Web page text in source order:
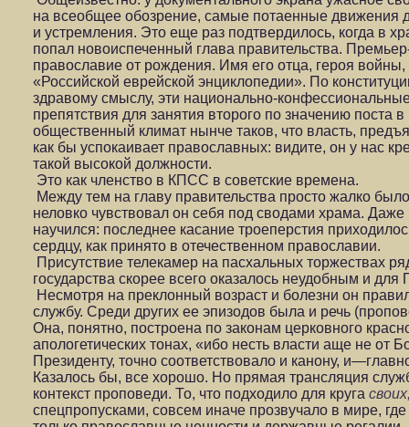
на всеобщее обозрение, самые потаенные движения
и устремления. Это еще раз подтвердилось, когда в
попал новоиспеченный глава правительства.
православие от рождения. Имя его отца, героя
«Российской еврейской энциклопедии». По
здравому смыслу, эти национально-
препятствия для занятия второго по значению поста
общественный климат нынче таков, что власть,
как бы успокаивает православных: видите, он у нас
такой высокой должности.
Это как членство в КПСС в советские времена.
Между тем на главу правительства просто жалко
неловко чувствовал он себя под сводами храма. Даже
научился: последнее касание троеперстия
сердцу, как принято в отечественном православии.
Присутствие телекамер на пасхальных торжествах
государства скорее всего оказалось неудобным и для
Несмотря на преклонный возраст и болезни он
службу. Среди других ее эпизодов была и речь
Она, понятно, построена по законам церковного
апологетических тонах, «ибо несть власти аще не от
Президенту, точно соответствовало и канону,
Казалось бы, все хорошо. Но прямая трансляция
контекст проповеди. То, что подходило для круга
спецпропусками, совсем иначе прозвучало в мире,